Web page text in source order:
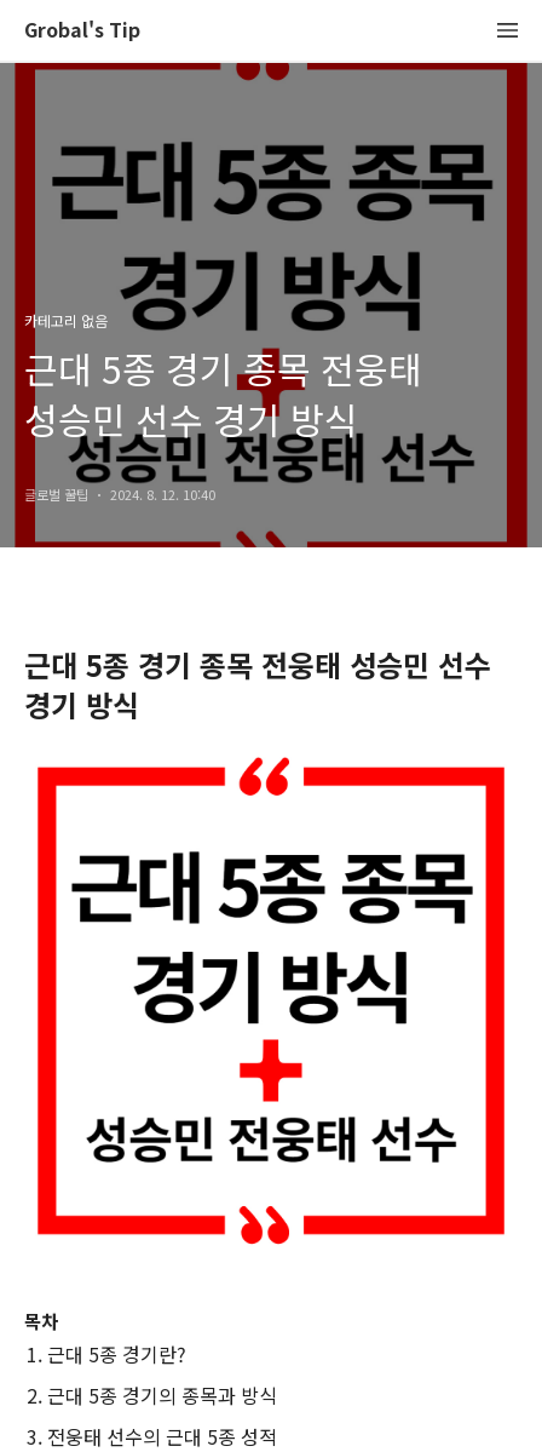
Grobal's Tip
카테고리 없음
근대 5종 경기 종목 전웅태
성승민 선수 경기 방식
글로벌 꿀팁 2024. 8. 12. 10:40
근대 5종 경기 종목 전웅태 성승민 선수
경기 방식
목차
근대 5종 경기란?
근대 5종 경기의 종목과 방식
전웅태 선수의 근대 5종 성적